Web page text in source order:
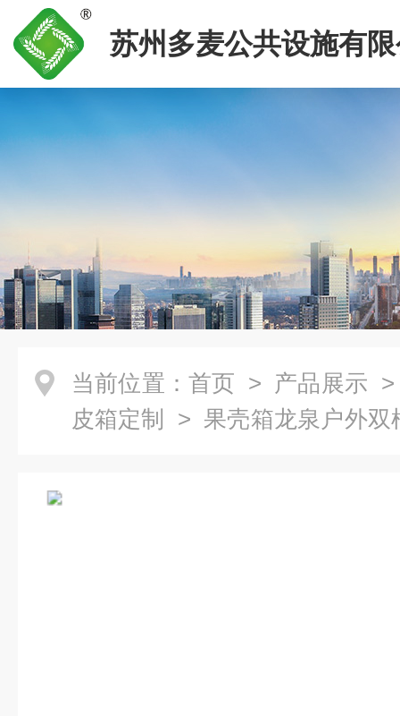
苏州多麦公共设施有
当前位置： 首页 > 产品展示
皮箱定制
> 果壳箱龙泉户外双